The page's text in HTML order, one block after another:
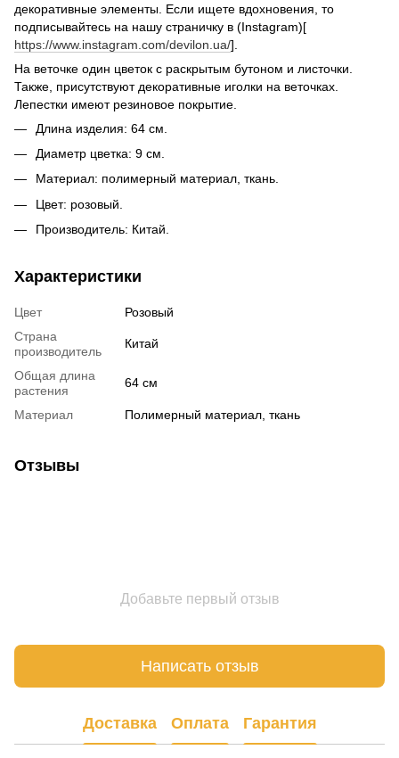
декоративные элементы. Если ищете вдохновения, то
подписывайтесь на нашу страничку в (Instagram)[
https://www.instagram.com/devilon.ua/].
На веточке один цветок с раскрытым бутоном и листочки.
Также, присутствуют декоративные иголки на веточках.
Лепестки имеют резиновое покрытие.
Длина изделия: 64 см.
Диаметр цветка: 9 см.
Материал: полимерный материал, ткань.
Цвет: розовый.
Производитель: Китай.
Характеристики
Цвет
Розовый
Страна
производитель
Китай
Общая длина
растения
64 см
Материал Полимерный материал, ткань
Отзывы
Добавьте первый отзыв
Написать отзыв
Доставка Оплата Гарантия